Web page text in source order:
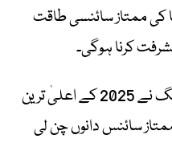
2035 تک دنیا کی ممتاز سائنسی طاقت
کرنا ہوگی۔
اجلاس کے دوران صدر شی جن پنگ نے 2025 کے اعلیٰ ترین
سائنس دانوں چن لی